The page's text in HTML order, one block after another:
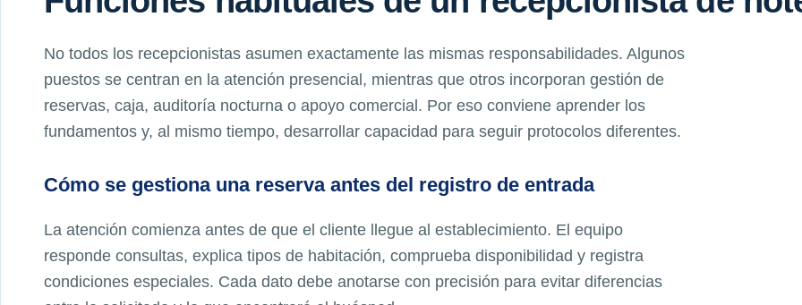
No todos los recepcionistas asumen exactamente las mismas responsabilidades. Algunos
puestos se centran en la atención presencial, mientras que otros incorporan gestión de
reservas, caja, auditoría nocturna o apoyo comercial. Por eso conviene aprender los
fundamentos y, al mismo tiempo, desarrollar capacidad para seguir protocolos diferentes.
Cómo se gestiona una reserva antes del registro de entrada
La atención comienza antes de que el cliente llegue al establecimiento. El equipo
responde consultas, explica tipos de habitación, comprueba disponibilidad y registra
condiciones especiales. Cada dato debe anotarse con precisión para evitar diferencias